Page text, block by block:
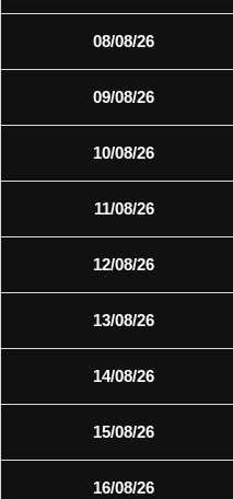
08/08/26
09/08/26
10/08/26
11/08/26
12/08/26
13/08/26
14/08/26
15/08/26
16/08/26